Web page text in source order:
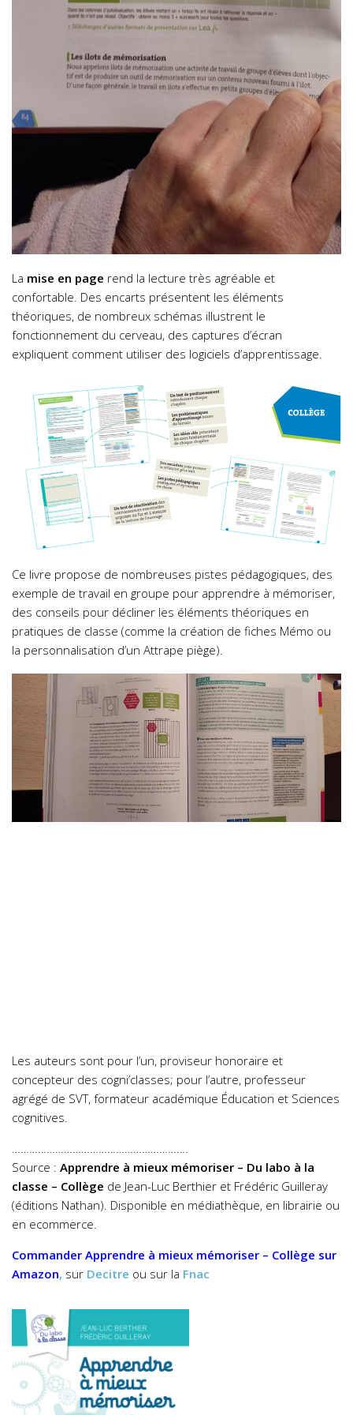
La mise en page rend la lecture très agréable et
confortable. Des encarts présentent les éléments
théoriques, de nombreux schémas illustrent le
fonctionnement du cerveau, des captures d’écran
expliquent comment utiliser des logiciels d’apprentissage.
Ce livre propose de nombreuses pistes pédagogiques, des
exemple de travail en groupe pour apprendre à mémoriser,
des conseils pour décliner les éléments théoriques en
pratiques de classe (comme la création de fiches Mémo ou
la personnalisation d’un Attrape piège).
Les auteurs sont pour l’un, proviseur honoraire et
concepteur des cogni’classes; pour l’autre, professeur
agrégé de SVT, formateur académique Éducation et Sciences
cognitives.
…………………………………………………….
Source : Apprendre à mieux mémoriser – Du labo à la
classe – Collège de Jean-Luc Berthier et Frédéric Guilleray
(éditions Nathan). Disponible en médiathèque, en librairie ou
en ecommerce.
Commander Apprendre à mieux mémoriser – Collège sur
Amazon, sur Decitre ou sur la Fnac